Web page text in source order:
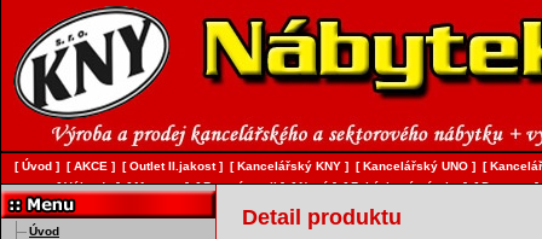
Úvod
Detail produktu
[ Úvod ] [ AKCE ] [ Outlet II.jakost ] [ Kancelářský KNY ] [ Kancelářský UNO ] [
[ Válendy ] [ Matrace ] [ Bytový textil ] [ Nový ] [ Zakázková výroba ] [ Doprava ]